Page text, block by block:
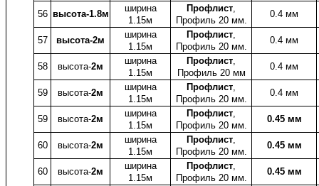
56 высота-1.8м
ширина
1.15м
Профлист,
Профиль 20 мм.
0.4 мм
57 высота-2м
ширина
1.15м
Профлист,
Профиль 20 мм.
0.4 мм
58 высота-2м
ширина
1.15м
Профлист,
Профиль 20 мм
0.4 мм
59 высота-2м
ширина
1.15м
Профлист,
Профиль 20 мм.
0.4 мм
59 высота-2м
ширина
1.15м
Профлист,
Профиль 20 мм.
0.45 мм
60 высота-2м
ширина
1.15м
Профлист,
Профиль 20 мм.
0.45 мм
60 высота-2м
ширина
1.15м
Профлист,
Профиль 20 мм.
0.45 мм